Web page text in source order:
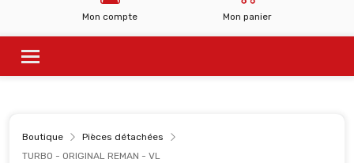
Mon compte Mon panier
Boutique
Pièces détachées
TURBO - ORIGINAL REMAN - VL